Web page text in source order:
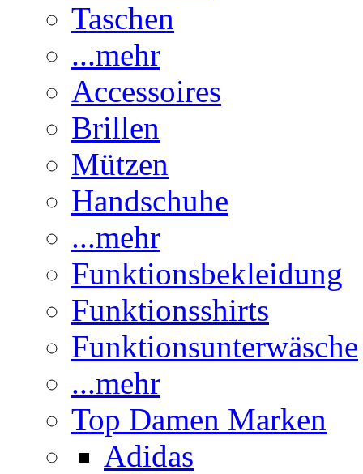
Taschen
...mehr
Accessoires
Brillen
Mützen
Handschuhe
...mehr
Funktionsbekleidung
Funktionsshirts
Funktionsunterwäsche
...mehr
Top Damen Marken
Adidas